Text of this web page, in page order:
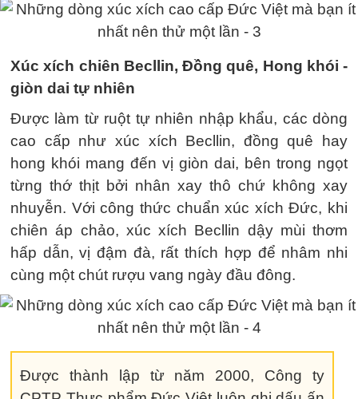
Xúc xích chiên Becllin, Đồng quê, Hong khói -
giòn dai tự nhiên
Được làm từ ruột tự nhiên nhập khẩu, các dòng
cao cấp như xúc xích Becllin, đồng quê hay
hong khói mang đến vị giòn dai, bên trong ngọt
từng thớ thịt bởi nhân xay thô chứ không xay
nhuyễn. Với công thức chuẩn xúc xích Đức, khi
chiên áp chảo, xúc xích Becllin dậy mùi thơm
hấp dẫn, vị đậm đà, rất thích hợp để nhâm nhi
cùng một chút rượu vang ngày đầu đông.
Được thành lập từ năm 2000, Công ty